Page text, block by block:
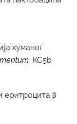
хуманог
KC5b
еритроцита β